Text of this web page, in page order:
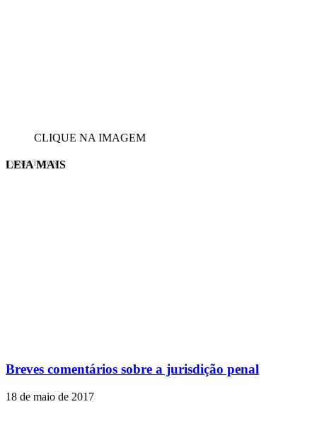
CLIQUE NA IMAGEM
EVINIS TALON
LEIA MAIS
Breves comentários sobre a jurisdição penal
18 de maio de 2017